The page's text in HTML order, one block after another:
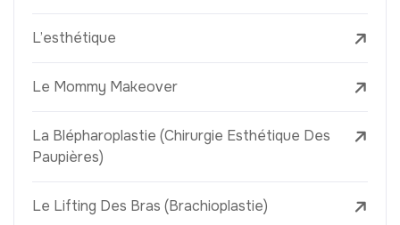
L’esthétique
Le Mommy Makeover
La Blépharoplastie (Chirurgie Esthétique Des
Paupières)
Le Lifting Des Bras (Brachioplastie)